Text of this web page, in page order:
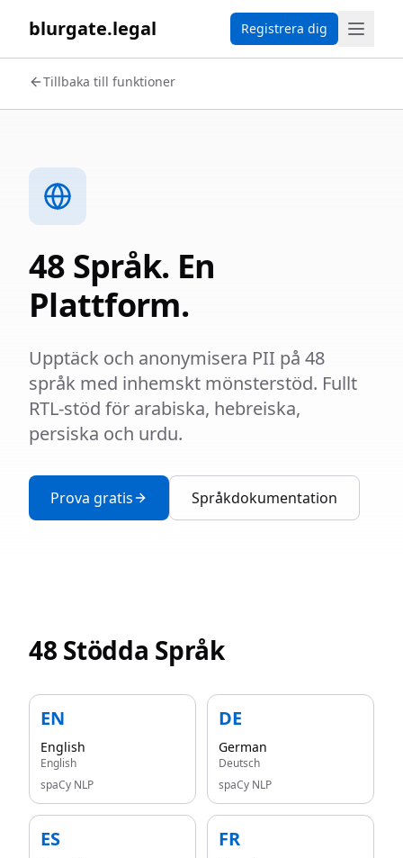
blurgate.legal Registrera dig
Tillbaka till funktioner
48 Språk. En
Plattform.
Upptäck och anonymisera PII på 48
språk med inhemskt mönsterstöd. Fullt
RTL-stöd för arabiska, hebreiska,
persiska och urdu.
Prova gratis Språkdokumentation
48 Stödda Språk
EN
English
English
spaCy NLP
DE
German
Deutsch
spaCy NLP
ES FR